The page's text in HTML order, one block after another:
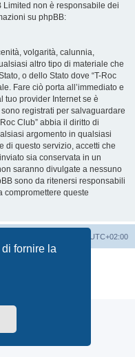
fornire la
non è responsabile dei
su phpBB:
volgarità, calunnia,
altro tipo di materiale che
o dello Stato dove “T-Roc
Fare ciò porta all’immediato e
tuo provider Internet se è
registrati per salvaguardare
Club” abbia il diritto di
argomento in qualsiasi
di questo servizio, accetti che
sia conservata in un
saranno divulgate a nessuno
sono da ritenersi responsabili
compromettere queste
UTC+02:00
© phpBB Limited